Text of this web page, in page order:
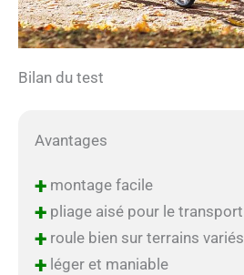
Bilan du test
Avantages
+montage facile
+pliage aisé pour le transport
+roule bien sur terrains variés
+léger et maniable